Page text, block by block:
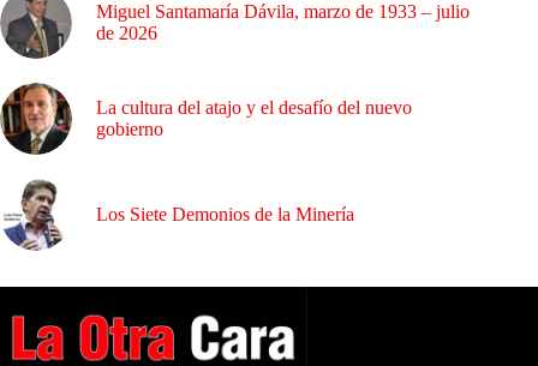
Miguel Santamaría Dávila, marzo de 1933 – julio
de 2026
La cultura del atajo y el desafío del nuevo
gobierno
Los Siete Demonios de la Minería